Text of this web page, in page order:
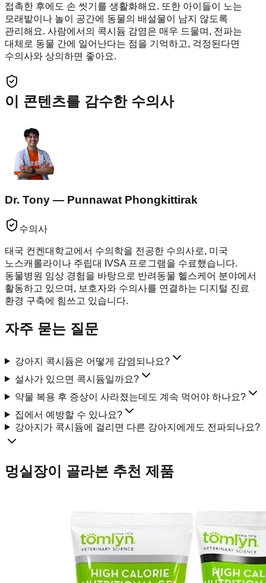
접촉한 후에도 손 씻기를 생활화해요. 또한 아이들이 노는
모래밭이나 놀이 공간에 동물의 배설물이 남지 않도록
관리해요. 사람에서의 콕시듐 감염은 매우 드물며, 전파는
대체로 동물 간에 일어난다는 점을 기억하고, 걱정된다면
수의사와 상의하면 좋아요.
이 콘텐츠를 감수한 수의사
Dr. Tony — Punnawat Phongkittirak
수의사
태국 컨켄대학교에서 수의학을 전공한 수의사로, 미국
노스캐롤라이나 주립대 IVSA 프로그램을 수료했습니다.
동물병원 임상 경험을 바탕으로 반려동물 헬스케어 분야에서
활동하고 있으며, 보호자와 수의사를 연결하는 디지털 진료
환경 구축에 힘쓰고 있습니다.
자주 묻는 질문
강아지 콕시듐은 어떻게 감염되나요?
설사가 있으면 콕시듐일까요?
약물 복용 후 증상이 사라졌는데도 계속 먹어야 하나요?
집에서 예방할 수 있나요?
강아지가 콕시듐에 걸리면 다른 강아지에게도 전파되나요?
멍실장이 골라본 추천 제품